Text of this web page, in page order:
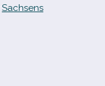
Sachsens